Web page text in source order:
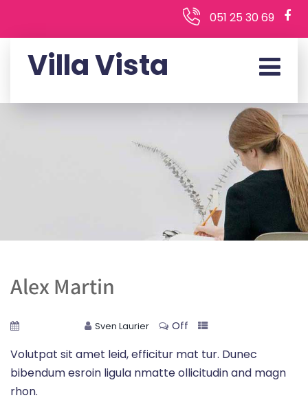
051 25 30 69
Villa Vista
Alex Martin
Sven Laurier Off
Volutpat sit amet leid, efficitur mat tur. Dunec
bibendum esroin ligula nmatte ollicitudin and magn
rhon.